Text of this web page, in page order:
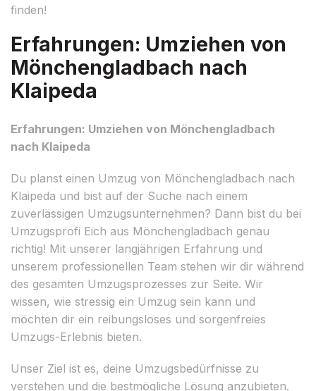
finden!
Erfahrungen: Umziehen von
Mönchengladbach nach
Klaipeda
Erfahrungen: Umziehen von Mönchengladbach
nach Klaipeda
Du planst einen Umzug von Mönchengladbach nach
Klaipeda und bist auf der Suche nach einem
zuverlässigen Umzugsunternehmen? Dann bist du bei
Umzugsprofi Eich aus Mönchengladbach genau
richtig! Mit unserer langjährigen Erfahrung und
unserem professionellen Team stehen wir dir während
des gesamten Umzugsprozesses zur Seite. Wir
wissen, wie stressig ein Umzug sein kann und
möchten dir ein reibungsloses und sorgenfreies
Umzugs-Erlebnis bieten.
Unser Ziel ist es, deine Umzugsbedürfnisse zu
verstehen und die bestmögliche Lösung anzubieten.